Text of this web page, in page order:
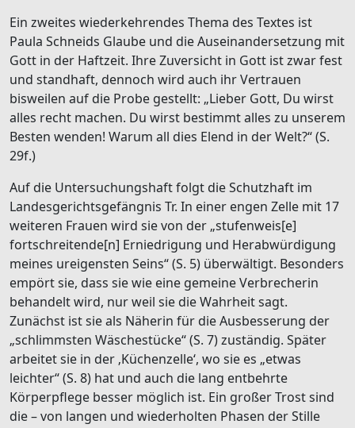
Ein zweites wiederkehrendes Thema des Textes ist
Paula Schneids Glaube und die Auseinandersetzung mit
Gott in der Haftzeit. Ihre Zuversicht in Gott ist zwar fest
und standhaft, dennoch wird auch ihr Vertrauen
bisweilen auf die Probe gestellt: „Lieber Gott, Du wirst
alles recht machen. Du wirst bestimmt alles zu unserem
Besten wenden! Warum all dies Elend in der Welt?“ (S.
29f.)
Auf die Untersuchungshaft folgt die Schutzhaft im
Landesgerichtsgefängnis Tr. In einer engen Zelle mit 17
weiteren Frauen wird sie von der „stufenweis[e]
fortschreitende[n] Erniedrigung und Herabwürdigung
meines ureigensten Seins“ (S. 5) überwältigt. Besonders
empört sie, dass sie wie eine gemeine Verbrecherin
behandelt wird, nur weil sie die Wahrheit sagt.
Zunächst ist sie als Näherin für die Ausbesserung der
„schlimmsten Wäschestücke“ (S. 7) zuständig. Später
arbeitet sie in der ‚Küchenzelle‘, wo sie es „etwas
leichter“ (S. 8) hat und auch die lang entbehrte
Körperpflege besser möglich ist. Ein großer Trost sind
die – von langen und wiederholten Phasen der Stille